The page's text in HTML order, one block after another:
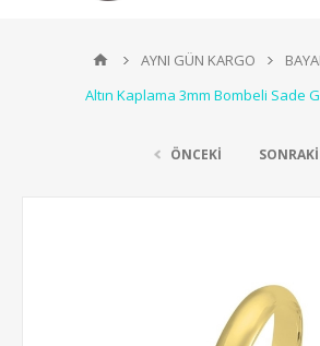
AYNI GÜN KARGO
Altın Kaplama 3mm Bombeli Sade
ÖNCEKİ SONRAKİ